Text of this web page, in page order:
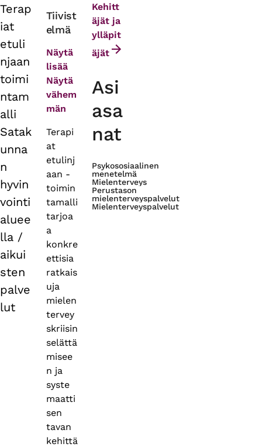
Primary
tabs
Terap
iat
etuli
njaan
toimi
ntam
alli
Satak
unna
n
hyvin
vointi
aluee
lla /
aikui
sten
palve
lut
Tiivist
elmä
Näytä
lisää
Näytä
vähem
män
Terapi
at
etulinj
aan -
toimin
tamalli
tarjoa
a
konkre
ettisia
ratkais
uja
mielen
tervey
skriisin
selättä
misee
n ja
syste
maatti
sen
tavan
kehittä
Kehitt
äjät ja
ylläpit
äjät
Asi
asa
nat
Psykososiaalinen
menetelmä
Mielenterveys
Perustason
mielenterveyspalvelut
Mielenterveyspalvelut